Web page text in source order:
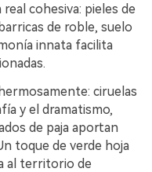
cohesiva: pieles de
de roble, suelo
innata facilita
ciruelas
y el dramatismo,
de paja aportan
toque de verde hoja
al territorio de